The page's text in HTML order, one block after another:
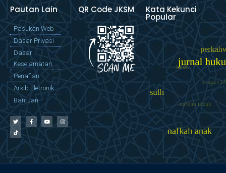
Pautan Lain
Pasukan Web
Dasar Privasi
Dasar
Keselamatan
Penafian
Arkib Eletronik
Bantuan
QR Code JKSM Kata Kekunci
Popular